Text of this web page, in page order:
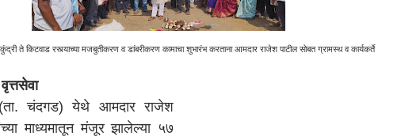
ते किटवाड रस्त्याच्या मजबुतीकरण व डांबरीकरण कामाचा शुभारंभ करताना आमदार राजेश पाटील सोबत ग्रामस्थ व कार्यकर्ते
चंदगड) येथे आमदार राजेश
माध्यमातून मंजूर झालेल्या ५७